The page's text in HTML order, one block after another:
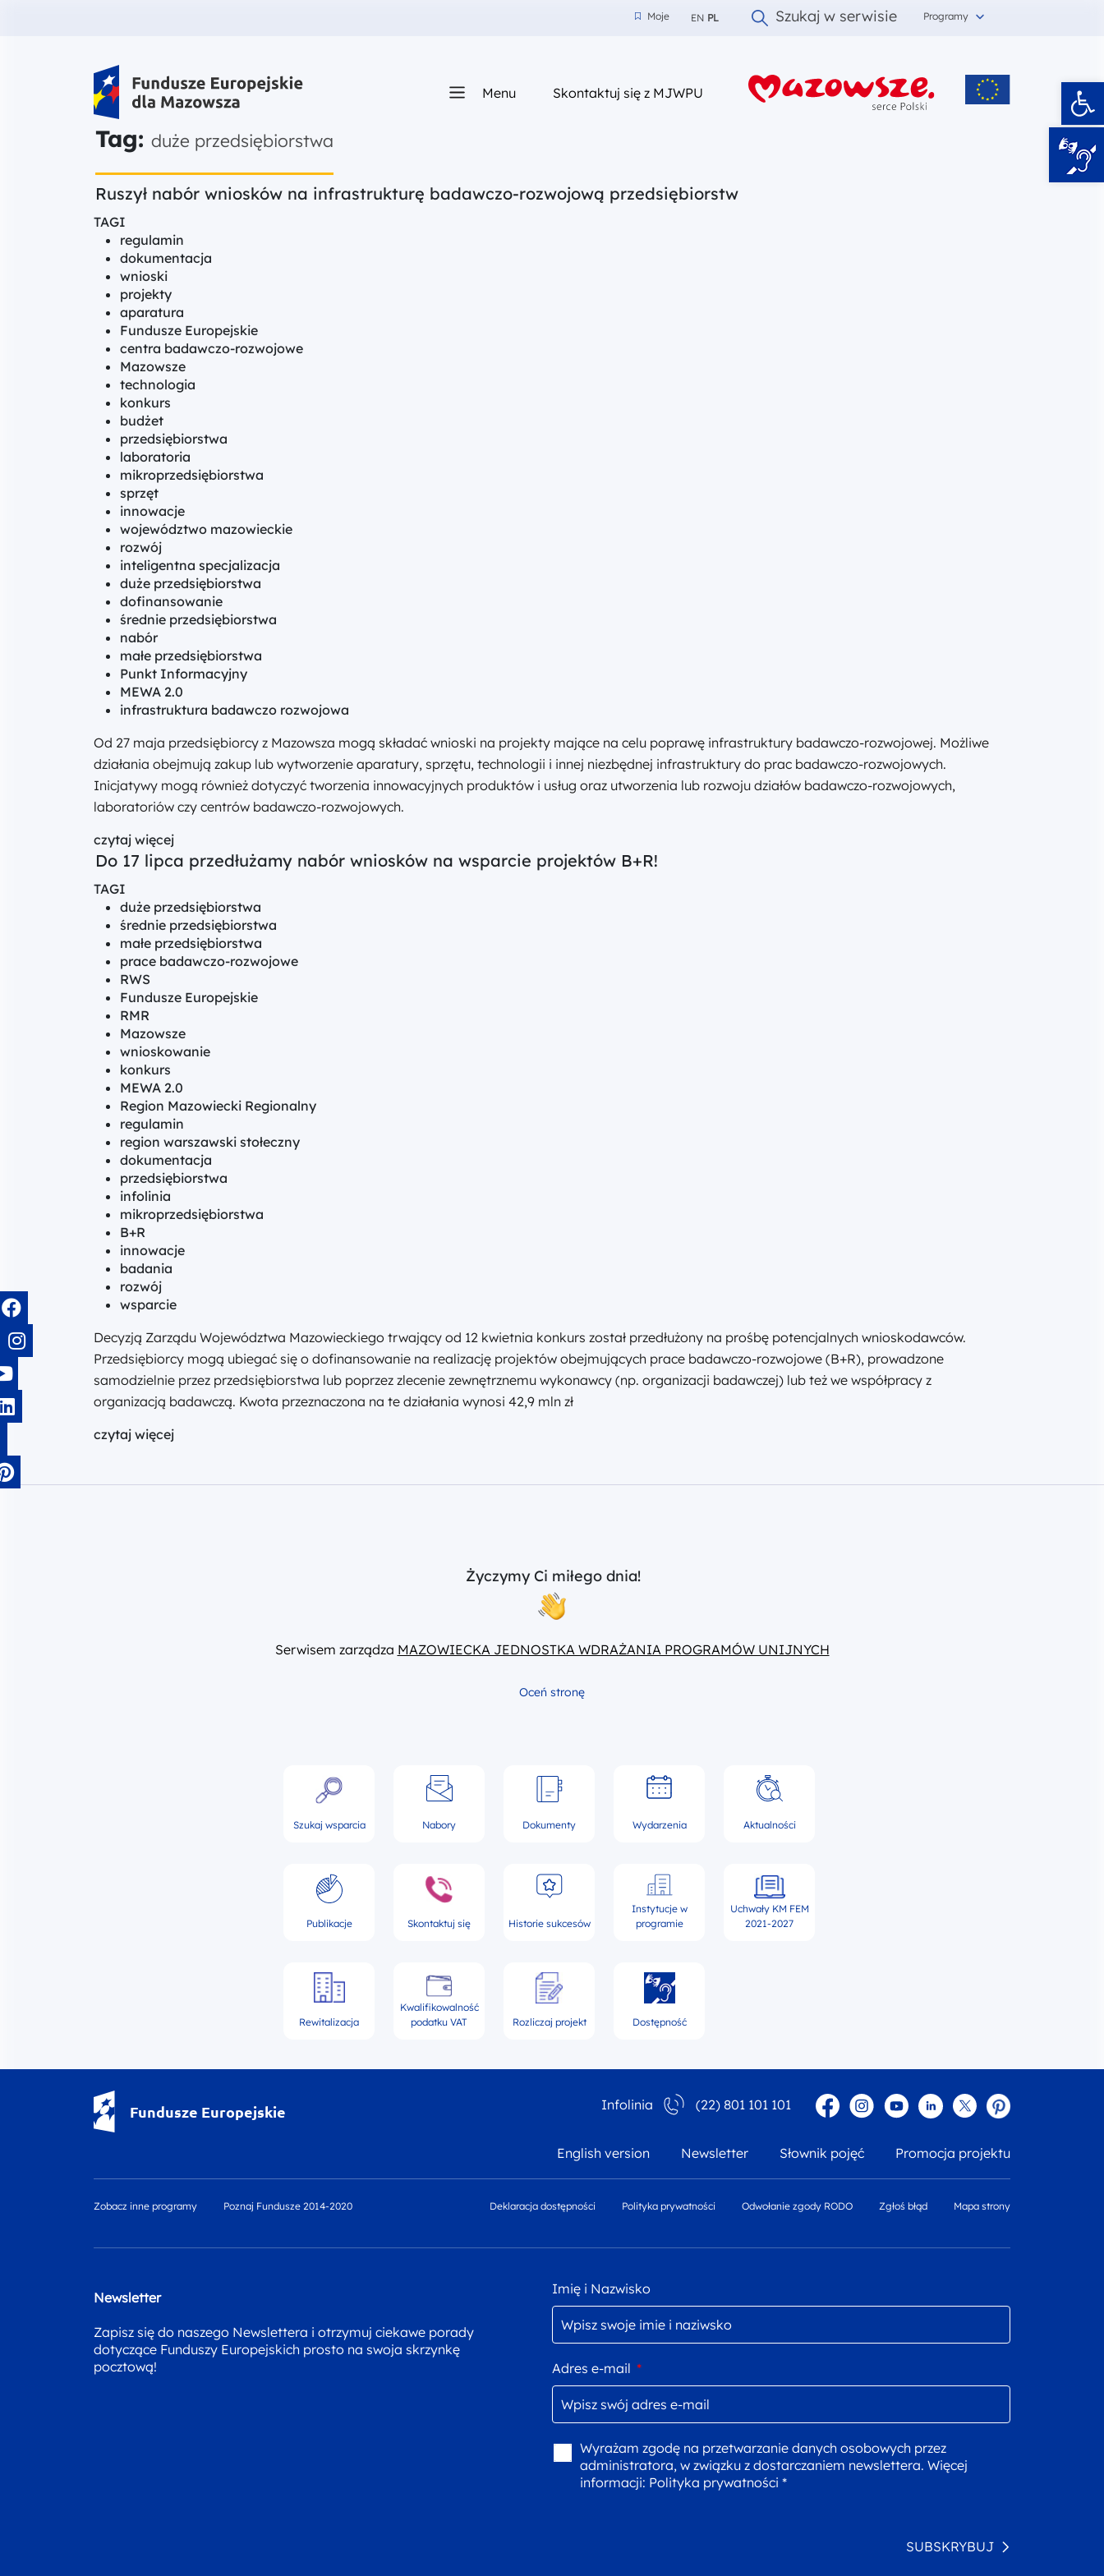
Moje
Moje EN PL Szukaj w serwisie Programy
Fundusze Europejskie dla Mazowsza Menu Skontaktuj się z MJWPUz nami
Tag: duże przedsiębiorstwa
Ruszył nabór wniosków na infrastrukturę badawczo-rozwojową przedsiębiorstw
TAGI
regulamin
dokumentacja
wnioski
projekty
aparatura
Fundusze Europejskie
centra badawczo-rozwojowe
Mazowsze
technologia
konkurs
budżet
przedsiębiorstwa
laboratoria
mikroprzedsiębiorstwa
sprzęt
innowacje
województwo mazowieckie
rozwój
inteligentna specjalizacja
duże przedsiębiorstwa
dofinansowanie
średnie przedsiębiorstwa
nabór
małe przedsiębiorstwa
Punkt Informacyjny
MEWA 2.0
infrastruktura badawczo rozwojowa
Od 27 maja przedsiębiorcy z Mazowsza mogą składać wnioski na projekty mające na celu poprawę infrastruktury badawczo-rozwojowej. Możliwe
działania obejmują zakup lub wytworzenie aparatury, sprzętu, technologii i innej niezbędnej infrastruktury do prac badawczo-rozwojowych.
Inicjatywy mogą również dotyczyć tworzenia innowacyjnych produktów i usług oraz utworzenia lub rozwoju działów badawczo-rozwojowych,
laboratoriów czy centrów badawczo-rozwojowych.
czytaj więcej
Do 17 lipca przedłużamy nabór wniosków na wsparcie projektów B+R!
TAGI
duże przedsiębiorstwa
średnie przedsiębiorstwa
małe przedsiębiorstwa
prace badawczo-rozwojowe
RWS
Fundusze Europejskie
RMR
Mazowsze
wnioskowanie
konkurs
MEWA 2.0
Region Mazowiecki Regionalny
regulamin
region warszawski stołeczny
dokumentacja
przedsiębiorstwa
infolinia
mikroprzedsiębiorstwa
B+R
innowacje
badania
rozwój
wsparcie
Decyzją Zarządu Województwa Mazowieckiego trwający od 12 kwietnia konkurs został przedłużony na prośbę potencjalnych wnioskodawców.
Przedsiębiorcy mogą ubiegać się o dofinansowanie na realizację projektów obejmujących prace badawczo-rozwojowe (B+R), prowadzone
samodzielnie przez przedsiębiorstwa lub poprzez zlecenie zewnętrznemu wykonawcy (np. organizacji badawczej) lub też we współpracy z
organizacją badawczą. Kwota przeznaczona na te działania wynosi 42,9 mln zł
czytaj więcej
Życzymy Ci miłego dnia!
Serwisem zarządza MAZOWIECKA JEDNOSTKA WDRAŻANIA PROGRAMÓW UNIJNYCH
Oceń stronę
Szukaj wsparcia Nabory Dokumenty Wydarzenia Aktualności
Publikacje Skontaktuj się Historie sukcesów
Instytucje w
programie
Uchwały KM FEM
2021-2027
Rewitalizacja
Kwalifikowalność
podatku VAT
Rozliczaj projekt Dostępność
Fundusze Europejskie Infolinia (22) 801 101 101 FacebookInstagram
YouTubeLinkedin
twitterPinterest
English version Newsletter Słownik pojęć Promocja projektu
Zobacz inne programy Poznaj Fundusze 2014-2020 Deklaracja dostępności Polityka prywatności Odwołanie zgody RODO Zgłoś błąd Mapa strony
Newsletter
Zapisz się do naszego Newslettera i otrzymuj ciekawe porady
dotyczące Funduszy Europejskich prosto na swoja skrzynkę
pocztową!
Imię i Nazwisko
Adres e-mail *
Wyrażam zgodę na przetwarzanie danych osobowych przez
administratora, w związku z dostarczaniem newslettera. Więcej
informacji: Polityka prywatności *
SUBSKRYBUJ